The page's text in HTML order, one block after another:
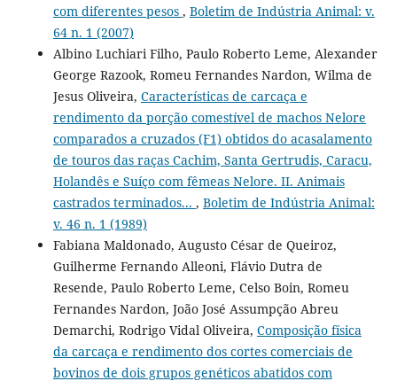
com diferentes pesos , Boletim de Indústria Animal: v.
64 n. 1 (2007)
Albino Luchiari Filho, Paulo Roberto Leme, Alexander
George Razook, Romeu Fernandes Nardon, Wilma de
Jesus Oliveira, Características de carcaça e
rendimento da porção comestível de machos Nelore
comparados a cruzados (F1) obtidos do acasalamento
de touros das raças Cachim, Santa Gertrudis, Caracu,
Holandês e Suíço com fêmeas Nelore. II. Animais
castrados terminados... , Boletim de Indústria Animal:
v. 46 n. 1 (1989)
Fabiana Maldonado, Augusto César de Queiroz,
Guilherme Fernando Alleoni, Flávio Dutra de
Resende, Paulo Roberto Leme, Celso Boin, Romeu
Fernandes Nardon, João José Assumpção Abreu
Demarchi, Rodrigo Vidal Oliveira, Composição física
da carcaça e rendimento dos cortes comerciais de
bovinos de dois grupos genéticos abatidos com